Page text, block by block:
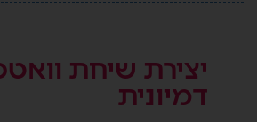
יצירת שיחת
דמיונית